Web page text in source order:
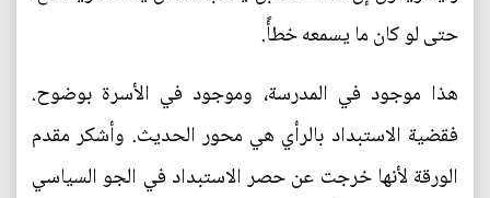
حتى لو كان ما يسمعه خطأً.
هذا موجود في المدرسة، وموجود في الأسرة بوضوح.
فقضية الاستبداد بالرأي هي محور الحديث. وأشكر مقدم
الورقة لأنها خرجت عن حصر الاستبداد في الجو السياسي